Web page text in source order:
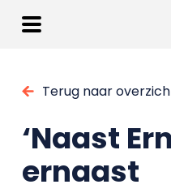
Terug naar
‘Naast
ernaast